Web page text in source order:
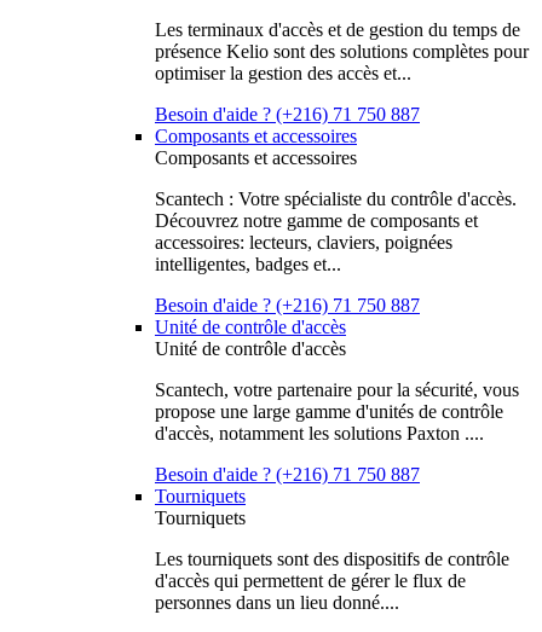
Les terminaux d'accès et de gestion du temps de
présence Kelio sont des solutions complètes pour
optimiser la gestion des accès et...
Besoin d'aide ? (+216) 71 750 887
Composants et accessoires
Composants et accessoires
Scantech : Votre spécialiste du contrôle d'accès.
Découvrez notre gamme de composants et
accessoires: lecteurs, claviers, poignées
intelligentes, badges et...
Besoin d'aide ? (+216) 71 750 887
Unité de contrôle d'accès
Unité de contrôle d'accès
Scantech, votre partenaire pour la sécurité, vous
propose une large gamme d'unités de contrôle
d'accès, notamment les solutions Paxton ....
Besoin d'aide ? (+216) 71 750 887
Tourniquets
Tourniquets
Les tourniquets sont des dispositifs de contrôle
d'accès qui permettent de gérer le flux de
personnes dans un lieu donné....